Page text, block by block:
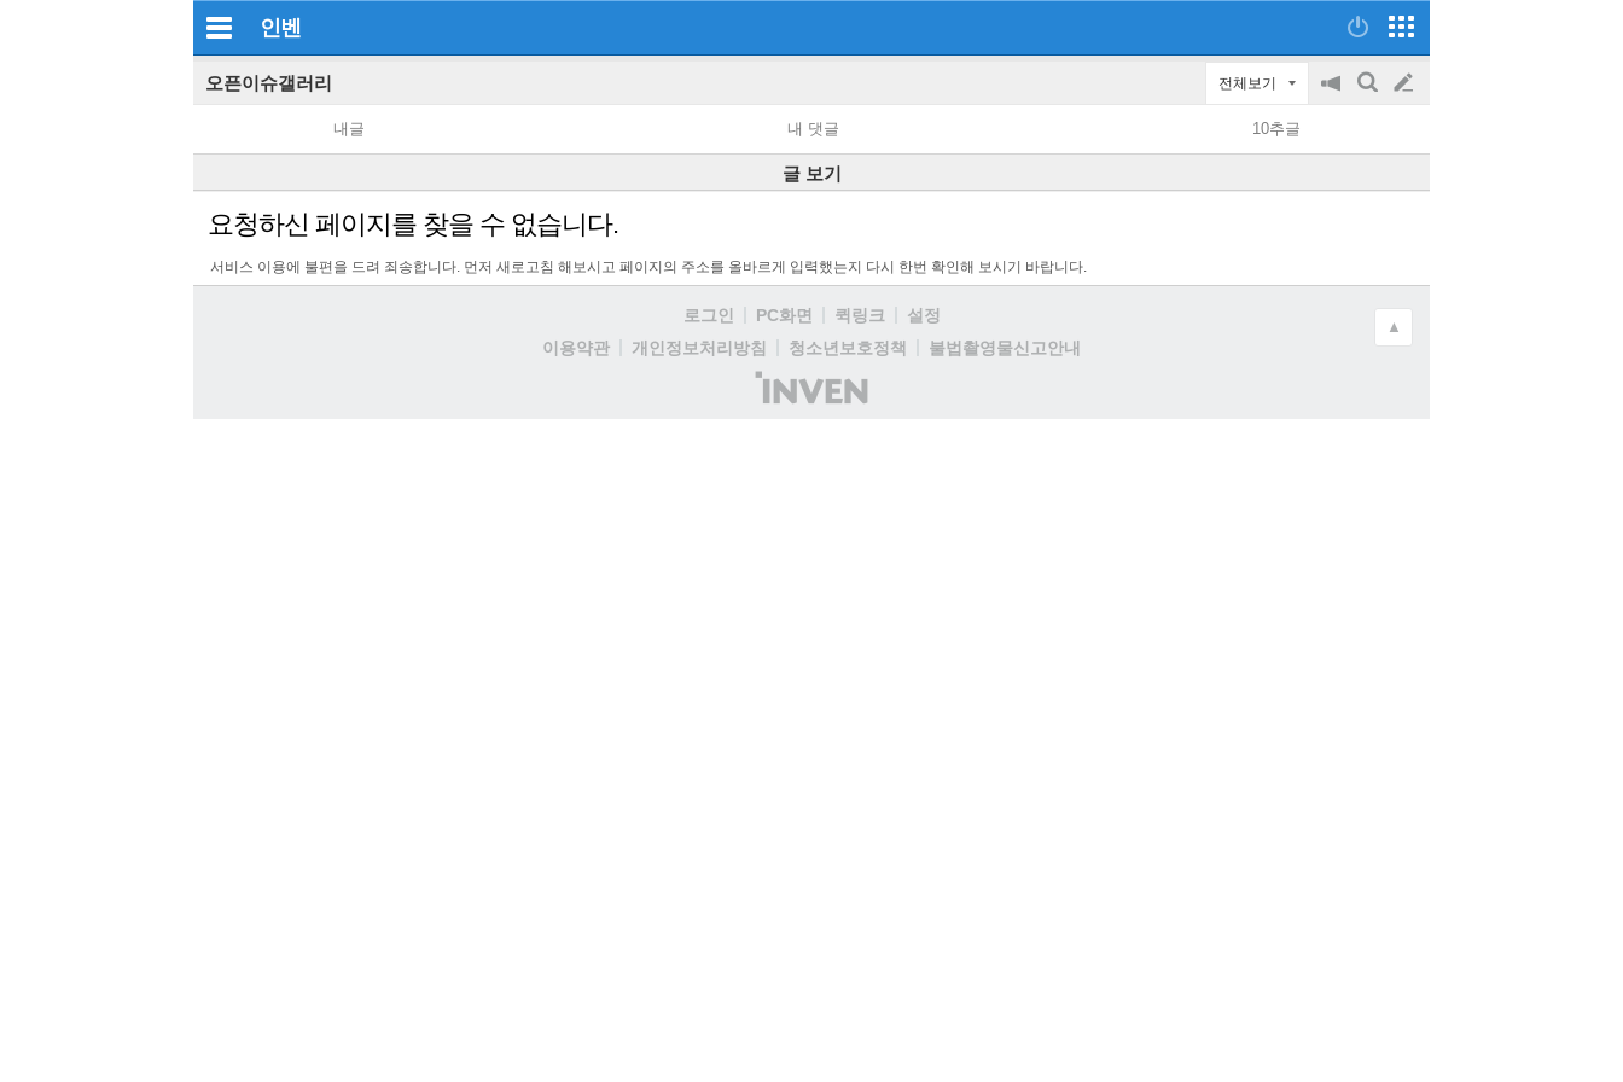
인벤
오픈이슈갤러리 전체보기
공
on/off
검
글
쓰
기
내글 내 댓글 10추글
글 보기
요청하신 페이지를 찾을 수 없습니다.
서비스 이용에 불편을 드려 죄송합니다. 먼저 새로고침 해보시고 페이지의 주소를 올바르게 입력했는지 다시 한번 확인해 보시기 바랍니다.
로그인 PC화면 퀵링크
설정
이용약관
개인정보처리방침 청소년보호정책
불법촬영물신고안내
(주)
인
▲